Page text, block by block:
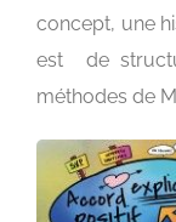
concept, une
est de
méthodes de